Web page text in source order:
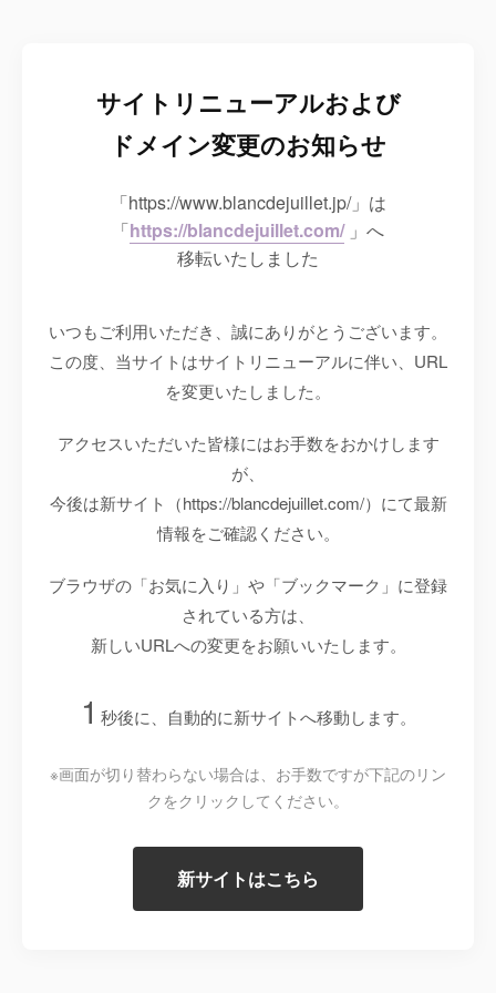
サイトリニューアルおよび
ドメイン変更のお知らせ
「https://www.blancdejuillet.jp/」は
「https://blancdejuillet.com/」へ
移転いたしました
いつもご利用いただき、誠にありがとうございます。
この度、当サイトはサイトリニューアルに伴い、URL
を変更いたしました。
アクセスいただいた皆様にはお手数をおかけします
が、
今後は新サイト（https://blancdejuillet.com/）にて最新
情報をご確認ください。
ブラウザの「お気に入り」や「ブックマーク」に登録
されている方は、
新しいURLへの変更をお願いいたします。
1 秒後に、自動的に新サイトへ移動します。
※画面が切り替わらない場合は、お手数ですが下記のリン
クをクリックしてください。
新サイトはこちら